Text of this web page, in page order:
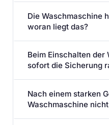
Die Waschmaschine
woran liegt das?
Beim Einschalten
sofort die Sicherung
Nach einem starken
Waschmaschine